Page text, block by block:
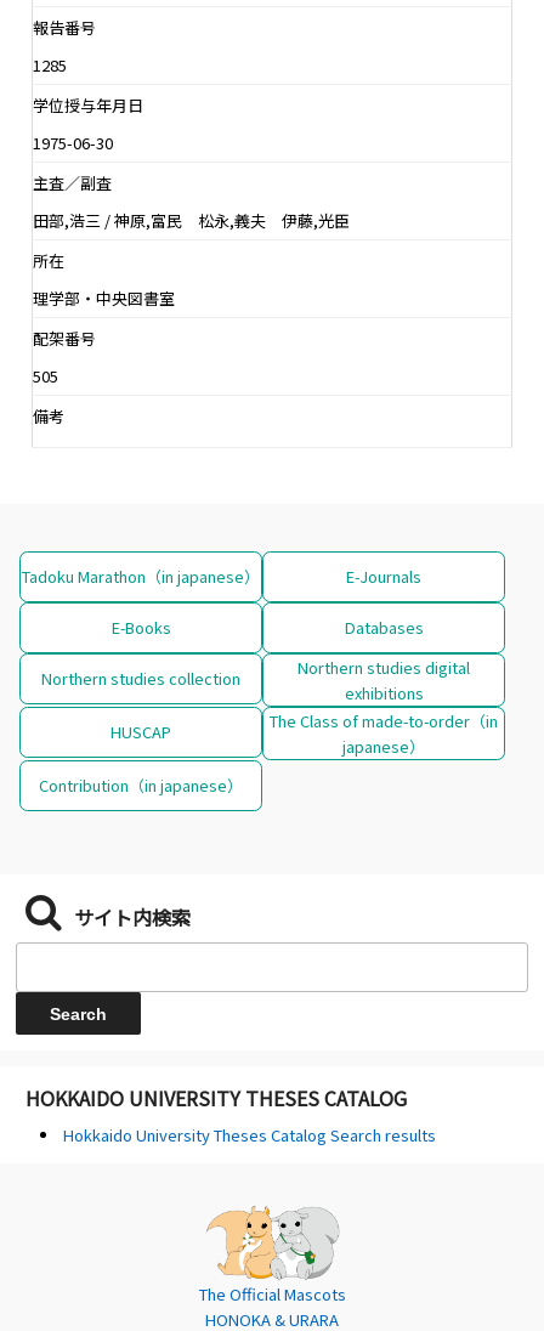
報告番号
1285
学位授与年月日
1975-06-30
主査／副査
田部,浩三 / 神原,富民 松永,義夫 伊藤,光臣
所在
理学部・中央図書室
配架番号
505
備考
Tadoku Marathon（in japanese） E-Journals
E-Books Databases
Northern studies collection
Northern studies digital
exhibitions
HUSCAP
The Class of made-to-order（in
japanese）
Contribution（in japanese）
サイト内検索
HOKKAIDO UNIVERSITY THESES CATALOG
Hokkaido University Theses Catalog Search results
The Official Mascots
HONOKA & URARA